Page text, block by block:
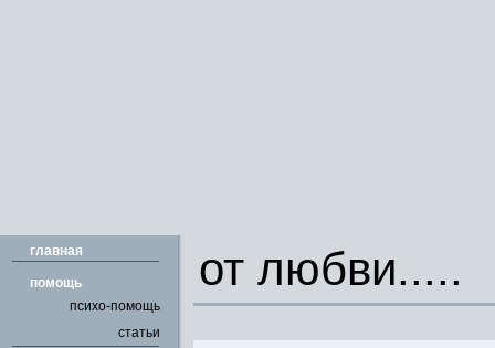
главная
помощь
психо-помощь
статьи
от любви.....